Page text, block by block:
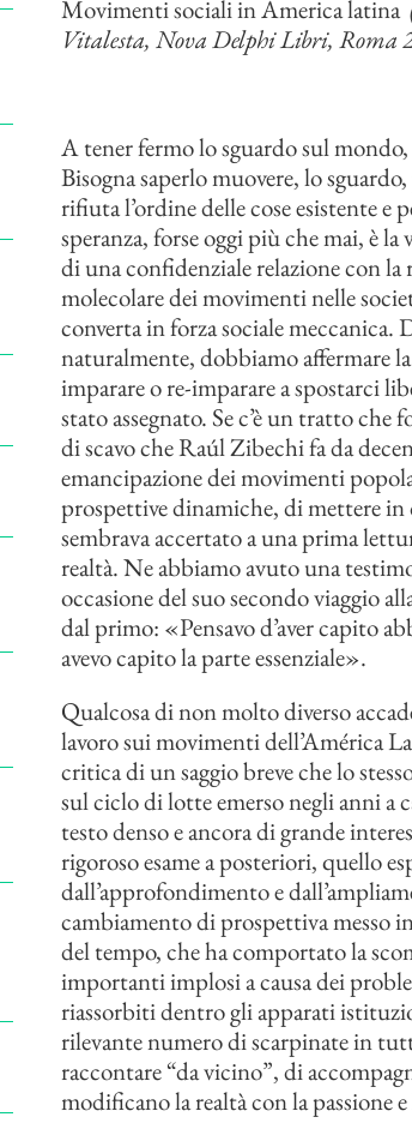
Movimenti sociali in America latina
Vitalesta, Nova Delphi Libri, Roma
A tener fermo lo sguardo sul
Bisogna saperlo muovere, lo
rifiuta l’ordine delle cose esistente e
speranza, forse oggi più che mai, è
di una confidenziale relazione con la
molecolare dei movimenti nelle
converta in forza sociale
naturalmente, dobbiamo affermare
imparare o re-imparare a spostarci
stato assegnato. Se c’è un tratto che
di scavo che Raúl Zibechi fa da
emancipazione dei movimenti
prospettive dinamiche, di mettere
sembrava accertato a una prima
realtà. Ne abbiamo avuto una
occasione del suo secondo viaggio
dal primo: «Pensavo d’aver capito
avevo capito la parte essenziale».
Qualcosa di non molto diverso
lavoro sui movimenti dell’América
critica di un saggio breve che lo
sul ciclo di lotte emerso negli anni a
testo denso e ancora di grande
rigoroso esame a posteriori, quello
dall’approfondimento e
cambiamento di prospettiva messo
del tempo, che ha comportato la
importanti implosi a causa dei
riassorbiti dentro gli apparati
rilevante numero di scarpinate in
raccontare “da vicino”, di
modificano la realtà con la passione